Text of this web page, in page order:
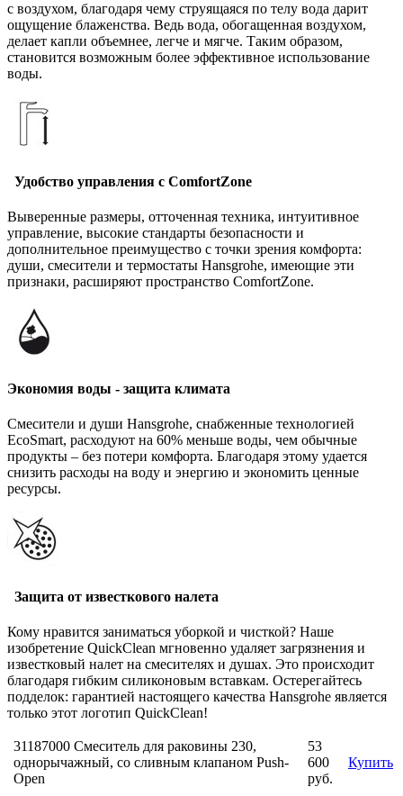
с воздухом, благодаря чему струящаяся по телу вода дарит
ощущение блаженства. Ведь вода, обогащенная воздухом,
делает капли объемнее, легче и мягче. Таким образом,
становится возможным более эффективное использование
воды.
Удобство управления с ComfortZone
Выверенные размеры, отточенная техника, интуитивное
управление, высокие стандарты безопасности и
дополнительное преимущество с точки зрения комфорта:
души, смесители и термостаты Hansgrohe, имеющие эти
признаки, расширяют пространство ComfortZone.
Экономия воды - защита климата
Смесители и души Hansgrohe, снабженные технологией
EcoSmart, расходуют на 60% меньше воды, чем обычные
продукты – без потери комфорта. Благодаря этому удается
снизить расходы на воду и энергию и экономить ценные
ресурсы.
Защита от известкового налета
Кому нравится заниматься уборкой и чисткой? Наше
изобретение QuickClean мгновенно удаляет загрязнения и
известковый налет на смесителях и душах. Это происходит
благодаря гибким силиконовым вставкам. Остерегайтесь
подделок: гарантией настоящего качества Hansgrohe является
только этот логотип QuickClean!
31187000 Смеситель для раковины 230,
однорычажный, cо сливным клапаном Push-
Open
53
600
руб.
Купить